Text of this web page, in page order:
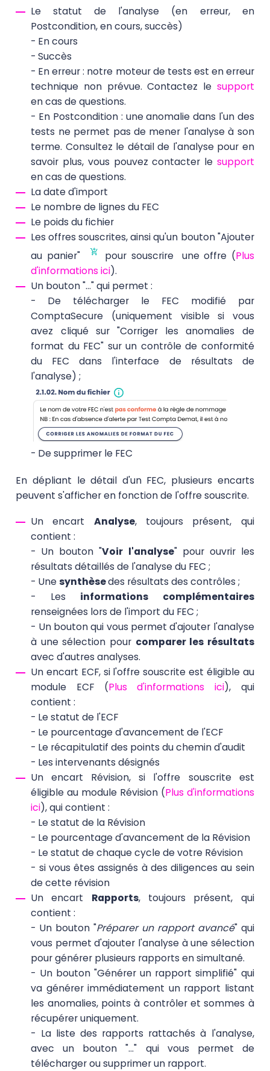
Le statut de l'analyse (en erreur, en
Postcondition, en cours, succès)
- En cours
- Succès
- En erreur : notre moteur de tests est en erreur
technique non prévue. Contactez le support
en cas de questions.
- En Postcondition : une anomalie dans l'un des
tests ne permet pas de mener l'analyse à son
terme. Consultez le détail de l'analyse pour en
savoir plus, vous pouvez contacter le support
en cas de questions.
La date d'import
Le nombre de lignes du FEC
Le poids du fichier
Les offres souscrites, ainsi qu'un bouton "Ajouter
au panier"
pour souscrire une offre (Plus
d'informations ici).
Un bouton "..." qui permet :
- De télécharger le FEC modifié par
ComptaSecure (uniquement visible si vous
avez cliqué sur "Corriger les anomalies de
format du FEC" sur un contrôle de conformité
du FEC dans l'interface de résultats de
l'analyse) ;
- De supprimer le FEC
En dépliant le détail d'un FEC, plusieurs encarts
peuvent s'afficher en fonction de l'offre souscrite.
Un encart Analyse, toujours présent, qui
contient :
- Un bouton "Voir l'analyse" pour ouvrir les
résultats détaillés de l'analyse du FEC ;
- Unesynthèsedes résultats des contrôles ;
- Les informations complémentaires
renseignées lors de l'import du FEC ;
- Un bouton qui vous permet d'ajouter l'analyse
à une sélection pour comparer les résultats
avec d'autres analyses.
Un encart ECF, si l'offre souscrite est éligible au
module ECF (Plus d'informations ici), qui
contient :
- Le statut de l'ECF
- Le pourcentage d'avancement de l'ECF
- Le récapitulatif des points du chemin d'audit
- Les intervenants désignés
Un encart Révision, si l'offre souscrite est
éligible au module Révision (Plus d'informations
ici), qui contient :
- Le statut de la Révision
- Le pourcentage d'avancement de la Révision
- Le statut de chaque cycle de votre Révision
- si vous êtes assignés à des diligences au sein
de cette révision
Un encart Rapports, toujours présent, qui
contient :
- Un bouton "Préparer un rapport avancé" qui
vous permet d'ajouter l'analyse à une sélection
pour générer plusieurs rapports en simultané.
- Un bouton "Générer un rapport simplifié" qui
va générer immédiatement un rapport listant
les anomalies, points à contrôler et sommes à
récupérer uniquement.
- La liste des rapports rattachés à l'analyse,
avec un bouton "..." qui vous permet de
télécharger ou supprimer un rapport.